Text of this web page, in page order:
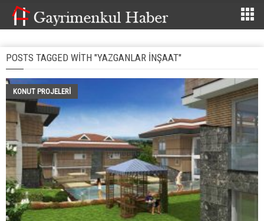
POSTS TAGGED WITH "YAZGANLAR İNŞAAT"
KONUT PROJELERI